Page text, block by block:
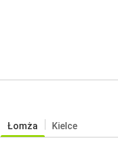
Łomża Kielce